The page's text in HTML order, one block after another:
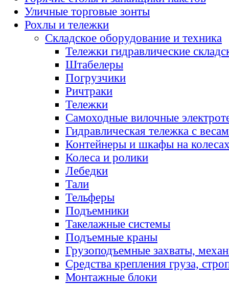
Уличные торговые зонты
Рохлы и тележки
Складское оборудование и техника
Тележки гидравлические
Штабелеры
Погрузчики
Ричтраки
Тележки
Самоходные вилочные
Гидравлическая тележка с
Контейнеры и шкафы на
Колеса и ролики
Лебедки
Тали
Тельферы
Подъемники
Такелажные системы
Подъемные краны
Грузоподъемные захваты,
Средства крепления груза,
Монтажные блоки